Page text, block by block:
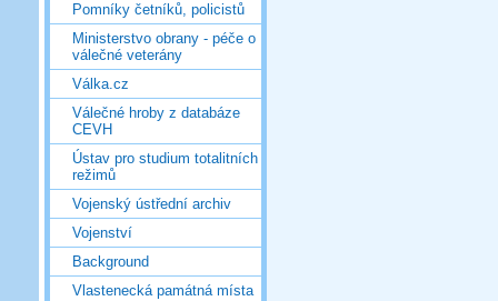
Pomníky četníků, policistů
Ministerstvo obrany - péče o
válečné veterány
Válka.cz
Válečné hroby z databáze
CEVH
Ústav pro studium totalitních
režimů
Vojenský ústřední archiv
Vojenství
Background
Vlastenecká památná místa